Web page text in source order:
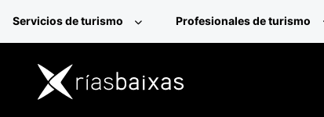
Servicios de turismo Profesionales de turismo